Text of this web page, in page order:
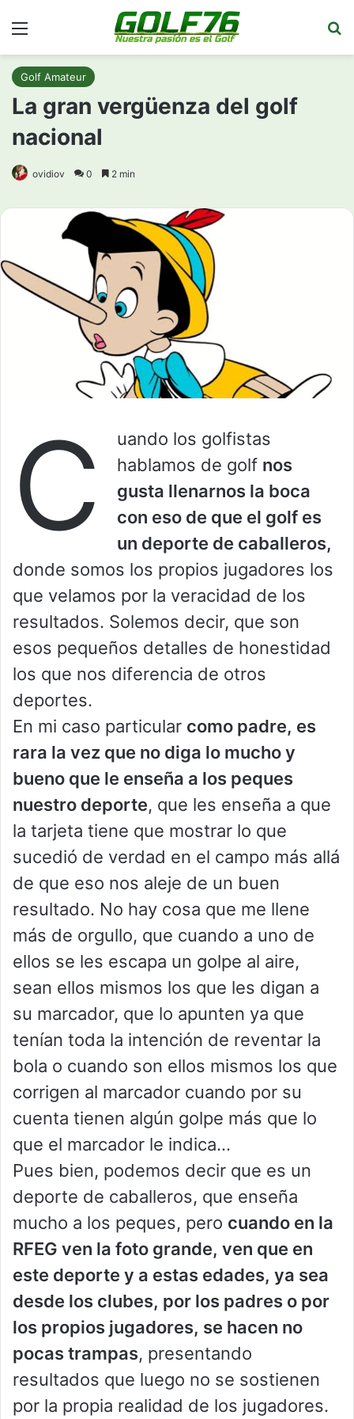
Golf Amateur
La gran vergüenza del golf
nacional
ovidiov 0 2 min
C
uando los golfistas
hablamos de golf nos
gusta llenarnos la boca
con eso de que el golf es
un deporte de caballeros,
donde somos los propios jugadores los
que velamos por la veracidad de los
resultados. Solemos decir, que son
esos pequeños detalles de honestidad
los que nos diferencia de otros
deportes.
En mi caso particular como padre, es
rara la vez que no diga lo mucho y
bueno que le enseña a los peques
nuestro deporte, que les enseña a que
la tarjeta tiene que mostrar lo que
sucedió de verdad en el campo más allá
de que eso nos aleje de un buen
resultado. No hay cosa que me llene
más de orgullo, que cuando a uno de
ellos se les escapa un golpe al aire,
sean ellos mismos los que les digan a
su marcador, que lo apunten ya que
tenían toda la intención de reventar la
bola o cuando son ellos mismos los que
corrigen al marcador cuando por su
cuenta tienen algún golpe más que lo
que el marcador le indica…
Pues bien, podemos decir que es un
deporte de caballeros, que enseña
mucho a los peques, pero cuando en la
RFEG ven la foto grande, ven que en
este deporte y a estas edades, ya sea
desde los clubes, por los padres o por
los propios jugadores, se hacen no
pocas trampas, presentando
resultados que luego no se sostienen
por la propia realidad de los jugadores.